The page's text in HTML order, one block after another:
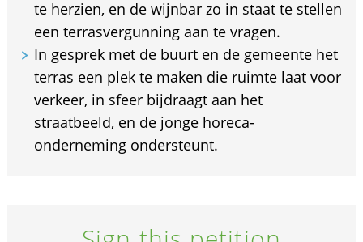
te herzien, en de wijnbar zo in staat te stellen
een terrasvergunning aan te vragen.
In gesprek met de buurt en de gemeente het
terras een plek te maken die ruimte laat voor
verkeer, in sfeer bijdraagt aan het
straatbeeld, en de jonge horeca-
onderneming ondersteunt.